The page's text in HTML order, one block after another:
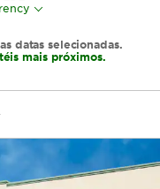
datas selecionadas.
mais próximos.